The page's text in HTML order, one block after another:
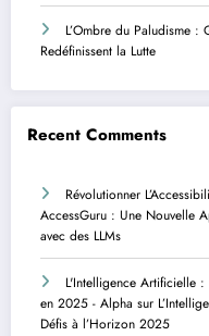
L’Ombre du Paludisme :
Redéfinissent la Lutte
Recent Comments
Révolutionner
AccessGuru : Une Nouvelle
avec des LLMs
L'Intelligence Artificielle
en 2025 - Alpha sur
Défis à l’Horizon 2025